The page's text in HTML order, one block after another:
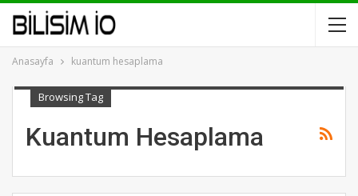
Anasayfa kuantum hesaplama
Browsing Tag
Kuantum Hesaplama